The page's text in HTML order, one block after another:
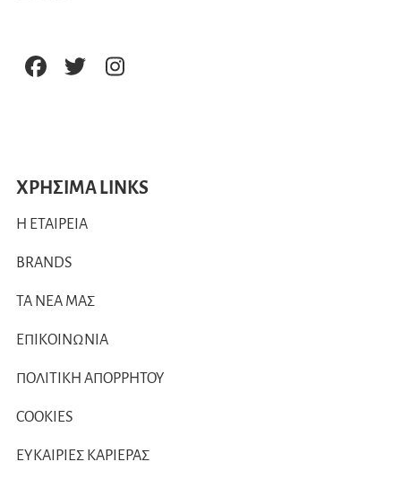
ΧΡΗΣΙΜΑ LINKS
Η ΕΤΑΙΡΕΙΑ
BRANDS
ΤΑ ΝΕΑ ΜΑΣ
ΕΠΙΚΟΙΝΩΝΙΑ
ΠΟΛΙΤΙΚΗ ΑΠΟΡΡΗΤΟΥ
COOKIES
ΕΥΚΑΙΡΙΕΣ ΚΑΡΙΕΡΑΣ